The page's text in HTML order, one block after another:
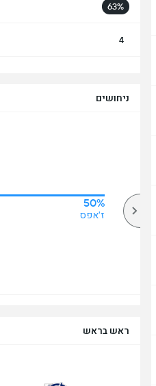
63%
4
ניחושים
50%
ז'אפס
ראש בראש